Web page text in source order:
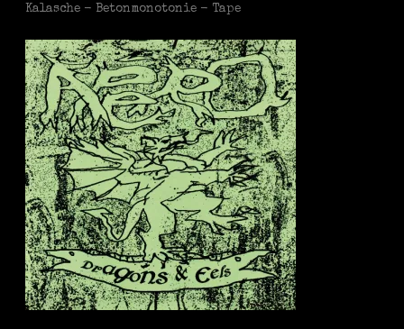
Kalasche - Betonmonotonie - Tape